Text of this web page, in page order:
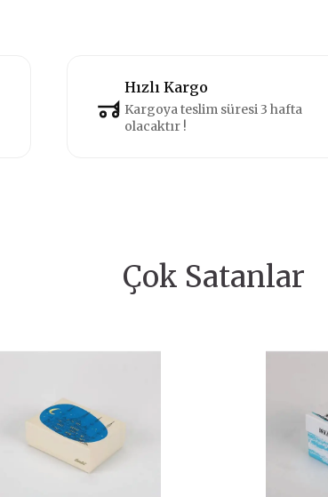
Hızlı Kargo
Kargoya teslim süresi 3 hafta
olacaktır !
Çok Satanlar